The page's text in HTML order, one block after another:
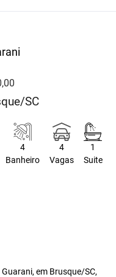
SC
4
Banheiro
4
Vagas
1
Suite
em Brusque/SC,